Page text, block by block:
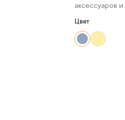
аксессуаров
Цвет